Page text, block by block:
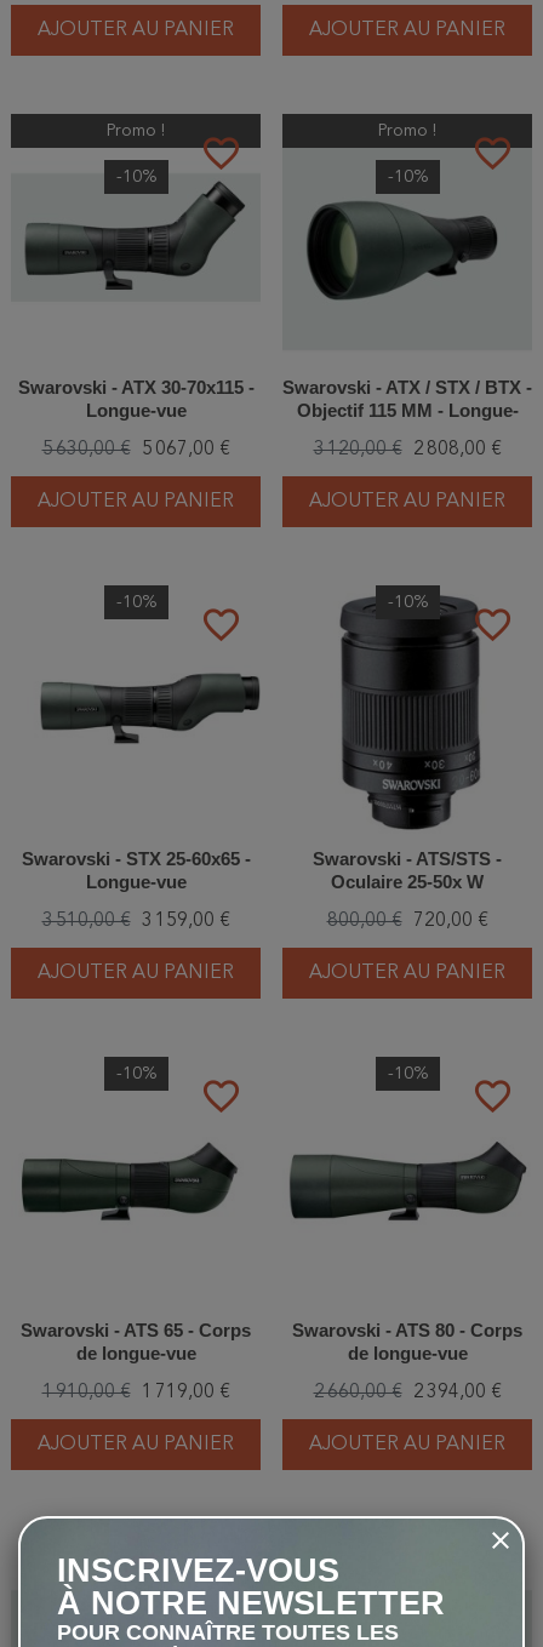
AJOUTER AU PANIER AJOUTER AU PANIER
favorite_border
Promo !
-10%
Swarovski - ATX 30-70x115 -
Longue-vue
5 630,00 € 5 067,00 €
AJOUTER AU PANIER
favorite_border
Promo !
-10%
Swarovski - ATX / STX / BTX -
Objectif 115 MM - Longue-
3 120,00 € 2 808,00 €
AJOUTER AU PANIER
favorite_border
-10%
Swarovski - STX 25-60x65 -
Longue-vue
3 510,00 € 3 159,00 €
AJOUTER AU PANIER
favorite_border
-10%
Swarovski - ATS/STS -
Oculaire 25-50x W
800,00 € 720,00 €
AJOUTER AU PANIER
favorite_border
-10%
Swarovski - ATS 65 - Corps
de longue-vue
1 910,00 € 1 719,00 €
AJOUTER AU PANIER
favorite_border
-10%
Swarovski - ATS 80 - Corps
de longue-vue
2 660,00 € 2 394,00 €
AJOUTER AU PANIER
favorite_border
INSCRIVEZ-VOUS
À NOTRE NEWSLETTER
POUR CONNAÎTRE TOUTES LES